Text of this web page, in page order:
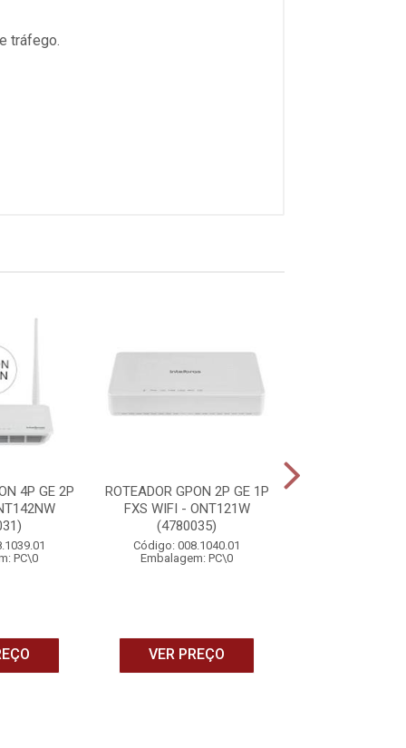
tráfego.
4P GE 2P
PC\0
ROTEADOR GPON 2P GE 1P
FXS WIFI - ONT121W
(4780035)
Código: 008.1040.01
Embalagem: PC\0
VER PREÇO